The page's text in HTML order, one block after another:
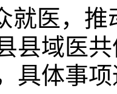
就医，
县域医
具体事